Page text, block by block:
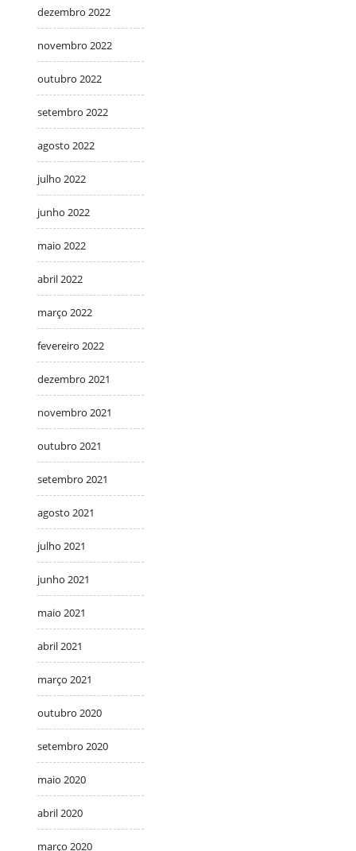
dezembro 2022
novembro 2022
outubro 2022
setembro 2022
agosto 2022
julho 2022
junho 2022
maio 2022
abril 2022
março 2022
fevereiro 2022
dezembro 2021
novembro 2021
outubro 2021
setembro 2021
agosto 2021
julho 2021
junho 2021
maio 2021
abril 2021
março 2021
outubro 2020
setembro 2020
maio 2020
abril 2020
março 2020